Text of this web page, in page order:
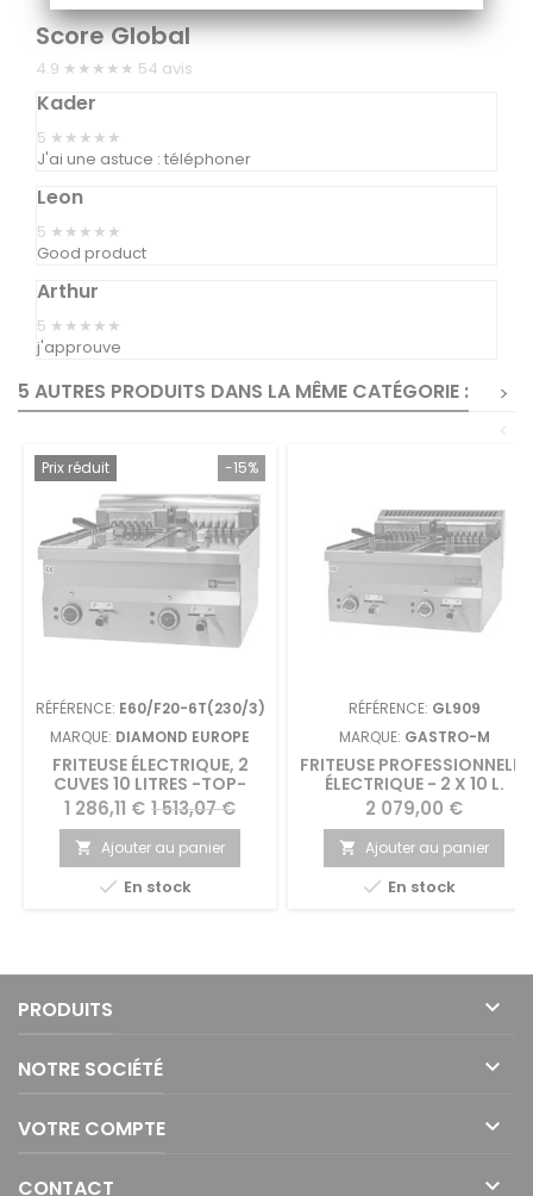
Score Global
4.9 ★★★★★ 54 avis
Kader
5 ★★★★★
J'ai une astuce : téléphoner
Leon
5 ★★★★★
Good product
Arthur
5 ★★★★★
j'approuve
5 AUTRES PRODUITS DANS LA MÊME CATÉGORIE :
>
<
-15%
Prix réduit
RÉFÉRENCE: E60/F20-6T(230/3)
MARQUE: DIAMOND EUROPE
FRITEUSE ÉLECTRIQUE, 2
CUVES 10 LITRES -TOP-
Prix
1 286,11 € Prix
de
base
1 513,07 €
 Ajouter au panier
 En stock
RÉFÉRENCE: GL909
MARQUE: GASTRO-M
FRITEUSE PROFESSIONNELLE
ÉLECTRIQUE - 2 X 10 L.
Prix
2 079,00 €
 Ajouter au panier
 En stock
PRODUITS 
NOTRE SOCIÉTÉ 
VOTRE COMPTE 
CONTACT 